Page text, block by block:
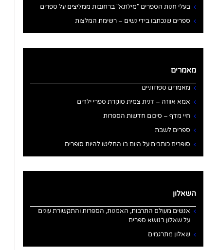
בעלי חנות הספרים "מילתא" ברחובות ממליצים על ספרים
ספרים שנכתבו בידי נשים – רשימת המלצות
מאמרים
מאמרים ספרותיים
אמא אווזה – דנית צמית סוקרת ספרי ילדים
חיי מדף – סיכום חדשות הספרות
ספרים לשבת
סופרים כותבים על היום בו החליטו להיות סופרים
השאלון
אנשים מעולם התרבות, האמנות, הספרות והתקשורת עונים
על שאלון בנושא ספרים
שאלון מתרגמים